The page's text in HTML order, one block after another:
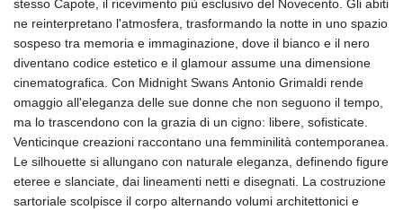
stesso Capote, il ricevimento più esclusivo del Novecento. Gli abiti
ne reinterpretano l'atmosfera, trasformando la notte in uno spazio
sospeso tra memoria e immaginazione, dove il bianco e il nero
diventano codice estetico e il glamour assume una dimensione
cinematografica. Con Midnight Swans Antonio Grimaldi rende
omaggio all'eleganza delle sue donne che non seguono il tempo,
ma lo trascendono con la grazia di un cigno: libere, sofisticate.
Venticinque creazioni raccontano una femminilità contemporanea.
Le silhouette si allungano con naturale eleganza, definendo figure
eteree e slanciate, dai lineamenti netti e disegnati. La costruzione
sartoriale scolpisce il corpo alternando volumi architettonici e